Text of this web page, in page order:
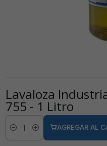
Lavaloza
755 - 1 Litro
Cantidad
AGREGAR AL